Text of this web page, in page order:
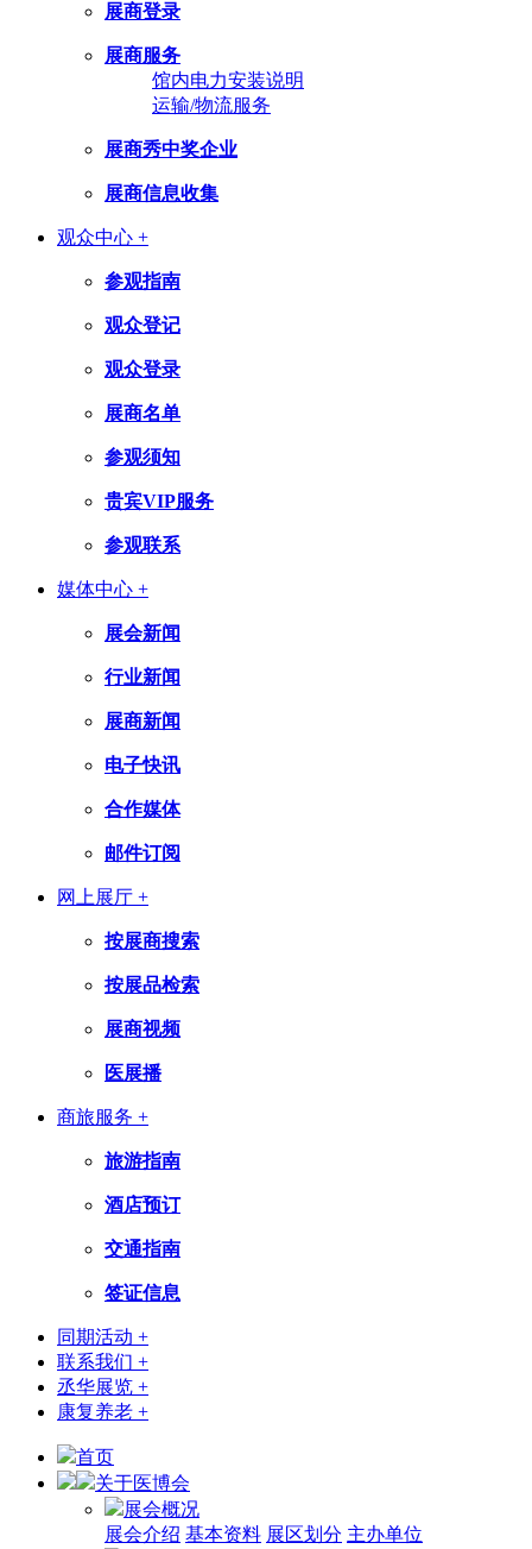
展商登录
展商服务
馆内电力安装说明
运输/物流服务
展商秀中奖企业
展商信息收集
观众中心 +
参观指南
观众登记
观众登录
展商名单
参观须知
贵宾VIP服务
参观联系
媒体中心 +
展会新闻
行业新闻
展商新闻
电子快讯
合作媒体
邮件订阅
网上展厅 +
按展商搜索
按展品检索
展商视频
医展播
商旅服务 +
旅游指南
酒店预订
交通指南
签证信息
同期活动 +
联系我们 +
丞华展览 +
康复养老 +
首页
关于医博会
展会概况
展会介绍 基本资料 展区划分 主办单位